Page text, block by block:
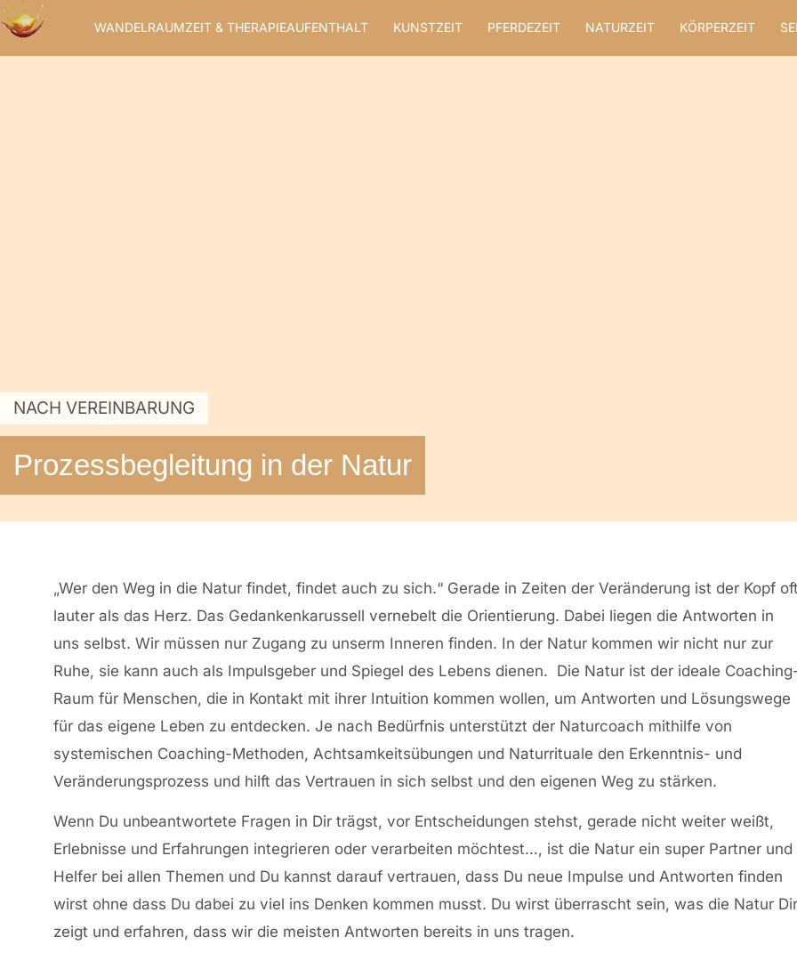
Zum
Inhalt
WANDELRAUMZEIT & THERAPIEAUFENTHALT KUNSTZEIT PFERDEZEIT NATURZEIT KÖRPERZEIT
NACH VEREINBARUNG
Prozessbegleitung in der Natur
„Wer den Weg in die Natur findet, findet auch zu sich.“ Gerade in Zeiten der Veränderung ist der Kopf
lauter als das Herz. Das Gedankenkarussell vernebelt die Orientierung. Dabei liegen die Antworten in
uns selbst. Wir müssen nur Zugang zu unserm Inneren finden. In der Natur kommen wir nicht nur zur
Ruhe, sie kann auch als Impulsgeber und Spiegel des Lebens dienen. Die Natur ist der ideale
Raum für Menschen, die in Kontakt mit ihrer Intuition kommen wollen, um Antworten und Lösungswege
für das eigene Leben zu entdecken. Je nach Bedürfnis unterstützt der Naturcoach mithilfe von
systemischen Coaching-Methoden, Achtsamkeitsübungen und Naturrituale den Erkenntnis- und
Veränderungsprozess und hilft das Vertrauen in sich selbst und den eigenen Weg zu stärken.
Wenn Du unbeantwortete Fragen in Dir trägst, vor Entscheidungen stehst, gerade nicht weiter weißt,
Erlebnisse und Erfahrungen integrieren oder verarbeiten möchtest…, ist die Natur ein super Partner und
Helfer bei allen Themen und Du kannst darauf vertrauen, dass Du neue Impulse und Antworten finden
wirst ohne dass Du dabei zu viel ins Denken kommen musst. Du wirst überrascht sein, was die Natur Dir
zeigt und erfahren, dass wir die meisten Antworten bereits in uns tragen.